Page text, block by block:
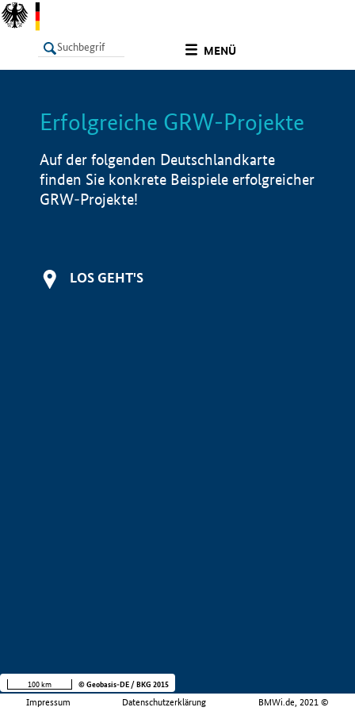
MENÜ
LISTE Info
Erfolgreiche GRW-Projekte
Auf der folgenden Deutschlandkarte
finden Sie konkrete Beispiele erfolgreicher
GRW-Projekte!
LOS GEHT'S
Impressum Datenschutzerklärung BMWi.de, 2021 ©
100 km © Geobasis-DE / BKG 2015